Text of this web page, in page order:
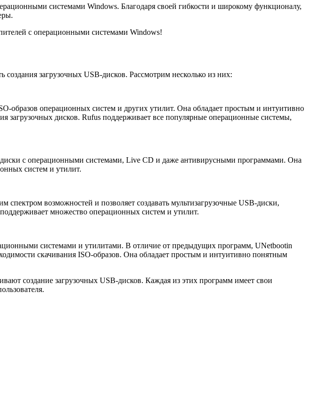
системами Windows. Благодаря своей гибкости и широкому функционалу,
с операционными системами Windows!
загрузочных USB-дисков. Рассмотрим несколько из них:
образов операционных систем и других утилит. Она обладает простым и интуитивно
дисков. Rufus поддерживает все популярные операционные системы,
диски с операционными системами, Live CD и даже антивирусными программами. Она
систем и утилит.
возможностей и позволяет создавать мультизагрузочные USB-диски,
множество операционных систем и утилит.
системами и утилитами. В отличие от предыдущих программ, UNetbootin
скачивания ISO-образов. Она обладает простым и интуитивно понятным
создание загрузочных USB-дисков. Каждая из этих программ имеет свои